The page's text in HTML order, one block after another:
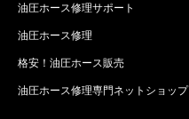
油圧ホース修理サポート
油圧ホース修理
格安！油圧ホース販売
油圧ホース修理専門ネットショップ